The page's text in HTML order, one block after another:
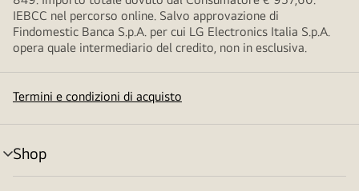
IEBCC nel percorso online. Salvo approvazione di
Findomestic Banca S.p.A. per cui LG Electronics Italia S.p.A.
opera quale intermediario del credito, non in esclusiva.
Termini e condizioni di acquisto
Shop
Attivazione
menu